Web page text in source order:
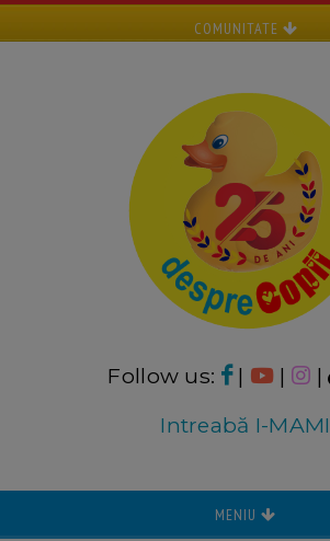
COMUNITATE
Follow us: | | |
Intreabă I-MAMI
MENIU